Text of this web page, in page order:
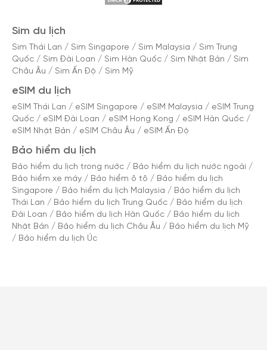
Sim du lịch
Sim Thái Lan / Sim Singapore / Sim Malaysia / Sim Trung
Quốc / Sim Đài Loan / Sim Hàn Quốc / Sim Nhật Bản / Sim
Châu Âu / Sim Ấn Độ / Sim Mỹ
eSIM du lịch
eSIM Thái Lan / eSIM Singapore / eSIM Malaysia / eSIM Trung
Quốc / eSIM Đài Loan / eSIM Hong Kong / eSIM Hàn Quốc /
eSIM Nhật Bản / eSIM Châu Âu / eSIM Ấn Độ
Bảo hiểm du lịch
Bảo hiểm du lịch trong nước / Bảo hiểm du lịch nước ngoài /
Bảo hiểm xe máy / Bảo hiểm ô tô / Bảo hiểm du lịch
Singapore / Bảo hiểm du lịch Malaysia / Bảo hiểm du lịch
Thái Lan / Bảo hiểm du lịch Trung Quốc / Bảo hiểm du lịch
Đài Loan / Bảo hiểm du lịch Hàn Quốc / Bảo hiểm du lịch
Nhật Bản / Bảo hiểm du lịch Châu Âu / Bảo hiểm du lịch Mỹ
/ Bảo hiểm du lịch Úc